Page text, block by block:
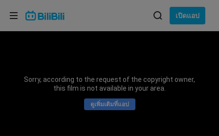
เปิดแอป
Sorry, according to the request of the copyright owner,
this film is not available in your area.
ดูเพิ่มเติมที่แอป
เลือกภาษา